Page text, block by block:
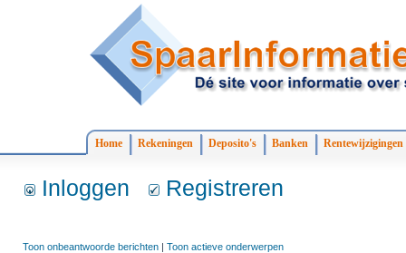
Home Rekeningen Deposito's Banken Rentewijzigingen
Inloggen Registreren
Toon onbeantwoorde berichten | Toon actieve onderwerpen